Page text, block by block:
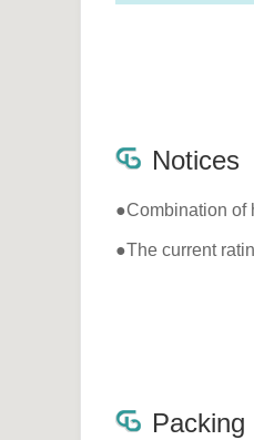
Notices
●Combination of
●The current
Packing